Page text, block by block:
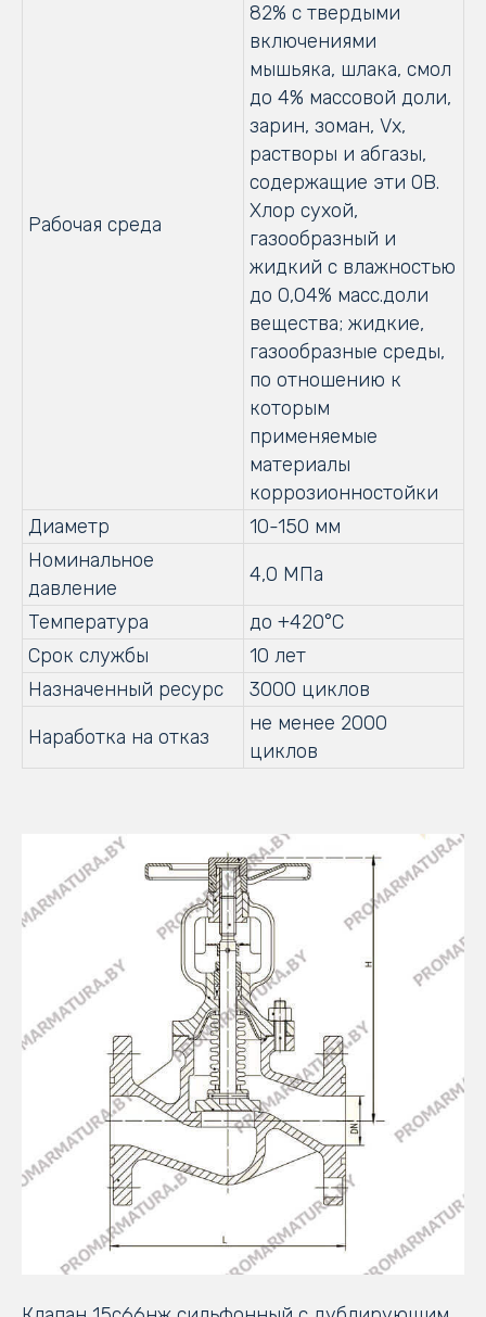
Рабочая среда
82% с твердыми
включениями
мышьяка, шлака, смол
до 4% массовой доли,
зарин, зоман, Vx,
растворы и абгазы,
содержащие эти ОВ.
Хлор сухой,
газообразный и
жидкий с влажностью
до 0,04% масс.доли
вещества; жидкие,
газообразные среды,
по отношению к
которым
применяемые
материалы
коррозионностойки
Диаметр
10-150 мм
Номинальное
давление
4,0 МПа
Температура
до +420°С
Срок службы
10 лет
Назначенный ресурс
3000 циклов
Наработка на отказ
не менее 2000
циклов